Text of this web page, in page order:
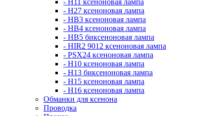
- H11 ксеноновая лампа
- H27 ксеноновая лампа
- HB3 ксеноновая лампа
- HB4 ксеноновая лампа
- HB5 биксеноновая лампа
- HIR2 9012 ксеноновая лампа
- PSX24 ксеноновая лампа
- H10 ксеноновая лампа
- H13 биксеноновая лампа
- H15 ксеноновая лампа
- H16 ксеноновая лампа
Обманки для ксенона
Проводка